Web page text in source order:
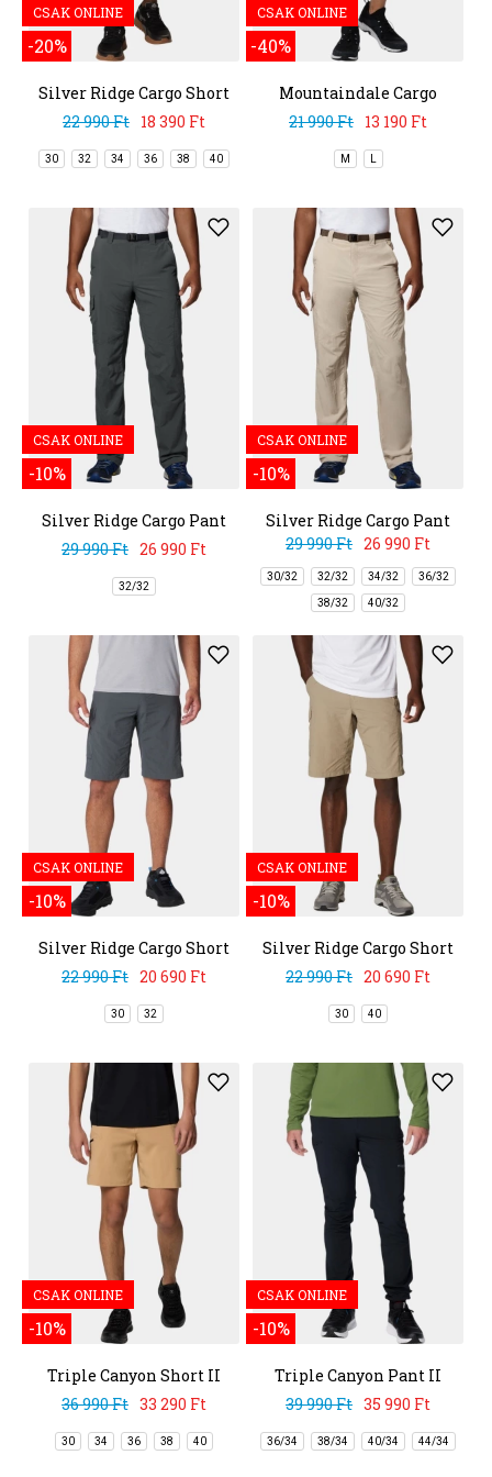
CSAK ONLINE
-20%
Silver Ridge Cargo Short
22 990 Ft 18 390 Ft
30 32 34 36 38 40
CSAK ONLINE
-40%
Mountaindale Cargo
Short
21 990 Ft 13 190 Ft
M L
CSAK ONLINE
-10%
Silver Ridge Cargo Pant
29 990 Ft 26 990 Ft
32/32
CSAK ONLINE
-10%
Silver Ridge Cargo Pant
29 990 Ft 26 990 Ft
30/32 32/32 34/32 36/32
38/32 40/32
CSAK ONLINE
-10%
Silver Ridge Cargo Short
22 990 Ft 20 690 Ft
30 32
CSAK ONLINE
-10%
Silver Ridge Cargo Short
22 990 Ft 20 690 Ft
30 40
CSAK ONLINE
-10%
Triple Canyon Short II
36 990 Ft 33 290 Ft
30 34 36 38 40
CSAK ONLINE
-10%
Triple Canyon Pant II
39 990 Ft 35 990 Ft
36/34 38/34 40/34 44/34